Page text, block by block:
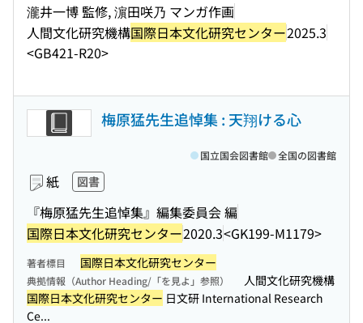
瀧井一博 監修, 濵田咲乃 マンガ作画
人間文化研究機構国際日本文化研究センター2025.3
<GB421-R20>
梅原猛先生追悼集 : 天翔ける心
紙 図書
『梅原猛先生追悼集』編集委員会 編
国際日本文化研究センター2020.3<GK199-M1179>
国立国会図書館 全国の図書館
著者標目 国際日本文化研究センター
典拠情報（Author Heading/「を見よ」参照）
人間文化研究機構
国際日本文化研究センター 日文研 International Research
Ce...